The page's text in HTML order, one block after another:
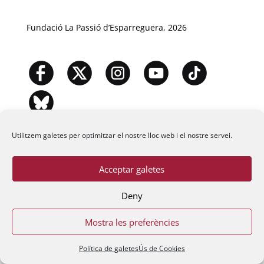
Utilitzem galetes per optimitzar el nostre lloc web i el nostre servei.
Acceptar galetes
Deny
Mostra les preferències
Política de galetesÚs de Cookies
Fundació La Passió d’Esparreguera, 2026